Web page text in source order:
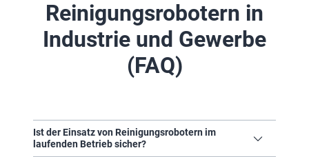
Reinigungsrobotern in
Industrie und Gewerbe
(FAQ)
Ist der Einsatz von Reinigungsrobotern im
laufenden Betrieb sicher?